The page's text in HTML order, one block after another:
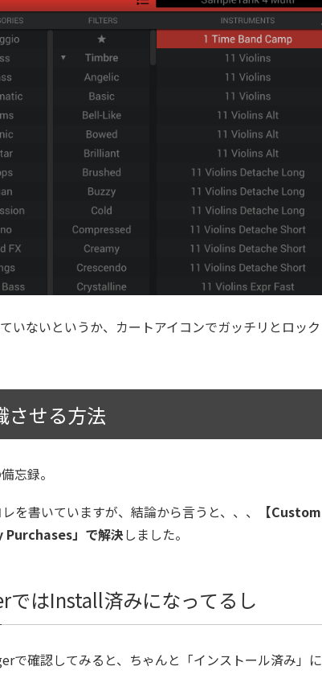
いないというか、カートアイコンでガッチリとロック
させる方法
忘録。
を書いていますが、結論から言うと、、、
【Custom
」で解決しました。
ではInstall済みになってるし
で確認してみると、ちゃんと「インストール済み」に